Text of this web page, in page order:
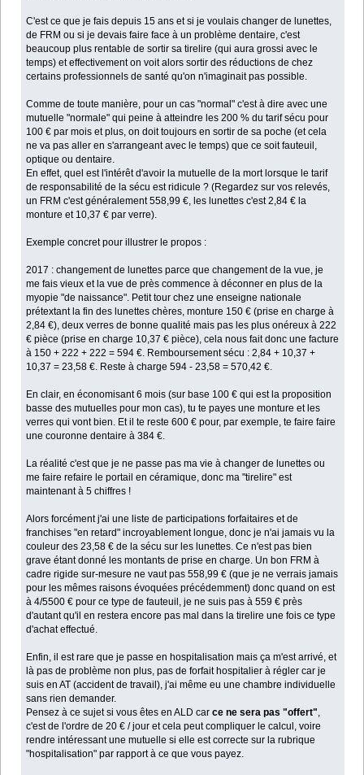
C'est ce que je fais depuis 15 ans et si je voulais changer de lunettes,
de FRM ou si je devais faire face à un problème dentaire, c'est
beaucoup plus rentable de sortir sa tirelire (qui aura grossi avec le
temps) et effectivement on voit alors sortir des réductions de chez
certains professionnels de santé qu'on n'imaginait pas possible.
Comme de toute manière, pour un cas "normal" c'est à dire avec une
mutuelle "normale" qui peine à atteindre les 200 % du tarif sécu pour
100 € par mois et plus, on doit toujours en sortir de sa poche (et cela
ne va pas aller en s'arrangeant avec le temps) que ce soit fauteuil,
optique ou dentaire.
En effet, quel est l'intérêt d'avoir la mutuelle de la mort lorsque le tarif
de responsabilité de la sécu est ridicule ? (Regardez sur vos relevés,
un FRM c'est généralement 558,99 €, les lunettes c'est 2,84 € la
monture et 10,37 € par verre).
Exemple concret pour illustrer le propos :
2017 : changement de lunettes parce que changement de la vue, je
me fais vieux et la vue de près commence à déconner en plus de la
myopie "de naissance". Petit tour chez une enseigne nationale
prétextant la fin des lunettes chères, monture 150 € (prise en charge à
2,84 €), deux verres de bonne qualité mais pas les plus onéreux à 222
€ pièce (prise en charge 10,37 € pièce), cela nous fait donc une facture
à 150 + 222 + 222 = 594 €. Remboursement sécu : 2,84 + 10,37 +
10,37 = 23,58 €. Reste à charge 594 - 23,58 = 570,42 €.
En clair, en économisant 6 mois (sur base 100 € qui est la proposition
basse des mutuelles pour mon cas), tu te payes une monture et les
verres qui vont bien. Et il te reste 600 € pour, par exemple, te faire faire
une couronne dentaire à 384 €.
La réalité c'est que je ne passe pas ma vie à changer de lunettes ou
me faire refaire le portail en céramique, donc ma "tirelire" est
maintenant à 5 chiffres !
Alors forcément j'ai une liste de participations forfaitaires et de
franchises "en retard" incroyablement longue, donc je n'ai jamais vu la
couleur des 23,58 € de la sécu sur les lunettes. Ce n'est pas bien
grave étant donné les montants de prise en charge. Un bon FRM à
cadre rigide sur-mesure ne vaut pas 558,99 € (que je ne verrais jamais
pour les mêmes raisons évoquées précédemment) donc quand on est
à 4/5500 € pour ce type de fauteuil, je ne suis pas à 559 € près
d'autant qu'il en restera encore pas mal dans la tirelire une fois ce type
d'achat effectué.
Enfin, il est rare que je passe en hospitalisation mais ça m'est arrivé, et
là pas de problème non plus, pas de forfait hospitalier à régler car je
suis en AT (accident de travail), j'ai même eu une chambre individuelle
sans rien demander.
Pensez à ce sujet si vous êtes en ALD carce ne sera pas "offert"
c'est de l'ordre de 20 € / jour et cela peut compliquer le calcul, voire
rendre intéressant une mutuelle si elle est correcte sur la rubrique
"hospitalisation" par rapport à ce que vous payez.